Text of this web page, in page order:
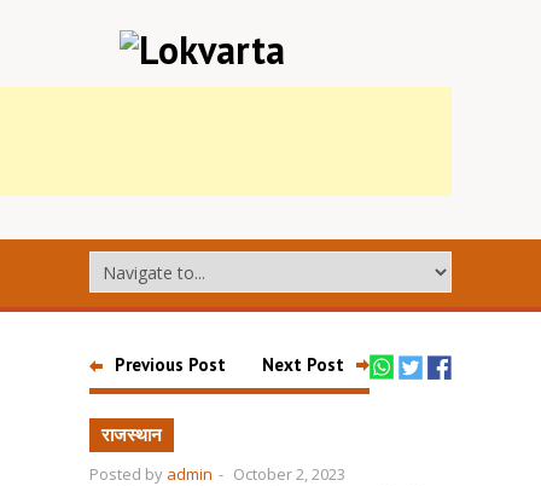
Previous Post Next Post
राजस्थान
Posted by admin - October 2, 2023